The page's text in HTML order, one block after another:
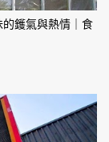
鑊氣與熱情｜食